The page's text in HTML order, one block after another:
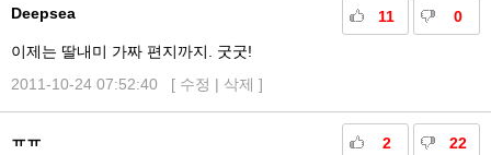
11 0
Deepsea
이제는 딸내미 가짜 편지까지. 굿굿!
2011-10-24 07:52:40 [ 수정 | 삭제 ]
2 22
ㅠㅠ